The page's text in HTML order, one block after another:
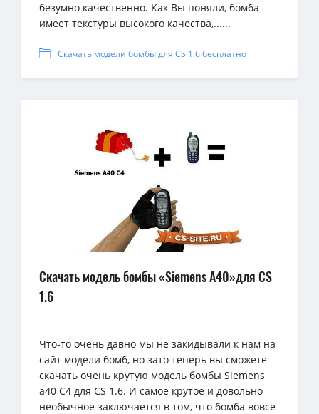
безумно качественно. Как Вы поняли, бомба
имеет текстуры высокого качества,......
Скачать модели бомбы для CS 1.6 бесплатно
Скачать модель бомбы «Siemens A40»для CS
1.6
Что-то очень давно мы не закидывали к нам на
сайт модели бомб, но зато теперь вы сможете
скачать очень крутую модель бомбы Siemens
a40 C4 для CS 1.6. И самое крутое и довольно
необычное заключается в том, что бомба вовсе